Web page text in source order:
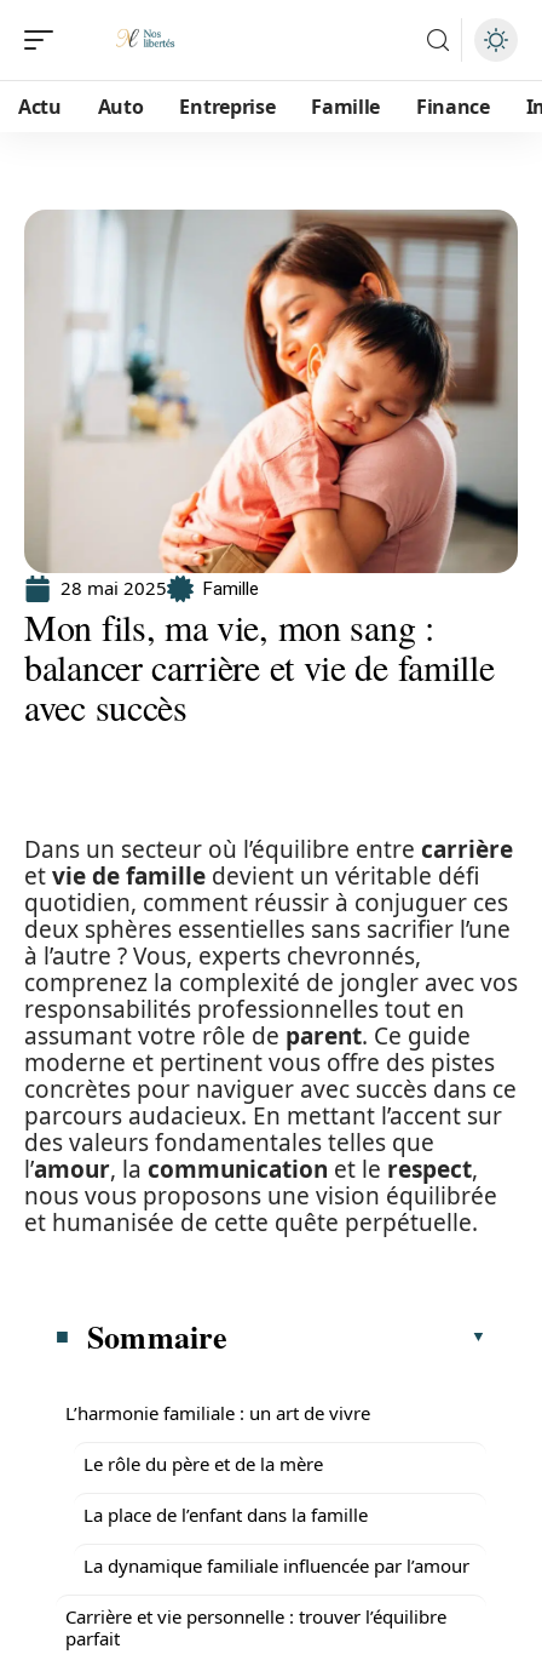
Actu Auto Entreprise Famille Finance
28 mai 2025 Famille
Mon fils, ma vie, mon sang :
balancer carrière et vie de famille
avec succès
Dans un secteur où l’équilibre entre carrière
etvie de famille devient un véritable défi
quotidien, comment réussir à conjuguer ces
deux sphères essentielles sans sacrifier l’une
à l’autre ? Vous, experts chevronnés,
comprenez la complexité de jongler avec vos
responsabilités professionnelles tout en
assumant votre rôle de parent. Ce guide
moderne et pertinent vous offre des pistes
concrètes pour naviguer avec succès dans ce
parcours audacieux. En mettant l’accent sur
des valeurs fondamentales telles que
l’amour, la communication et le respect,
nous vous proposons une vision équilibrée
et humanisée de cette quête perpétuelle.
Sommaire
L’harmonie familiale : un art de vivre
Le rôle du père et de la mère
La place de l’enfant dans la famille
La dynamique familiale influencée par l’amour
Carrière et vie personnelle : trouver l’équilibre
parfait